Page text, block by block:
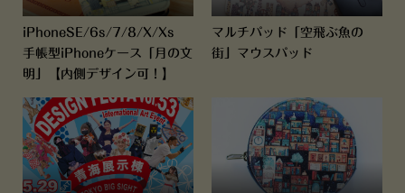
iPhoneSE/6s/7/8/X/Xs
手帳型iPhoneケース「月の文
明」【内側デザイン可！】
マルチパッド「空飛ぶ魚の
街」マウスパッド